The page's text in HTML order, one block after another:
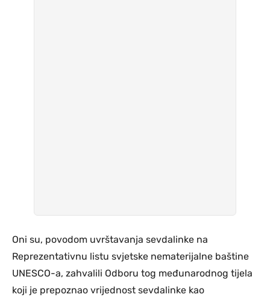
Oni su, povodom uvrštavanja sevdalinke na
Reprezentativnu listu svjetske nematerijalne baštine
UNESCO-a, zahvalili Odboru tog međunarodnog tijela
koji je prepoznao vrijednost sevdalinke kao